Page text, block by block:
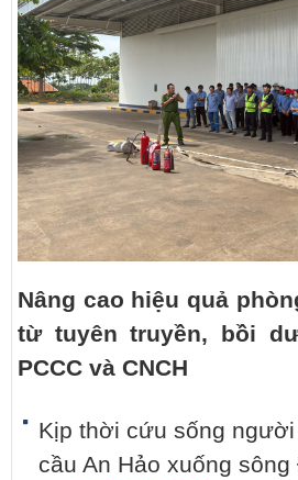
Nâng cao hiệu quả
từ tuyên truyền, bồi
PCCC và CNCH
Kịp thời cứu sống
cầu An Hảo xuống